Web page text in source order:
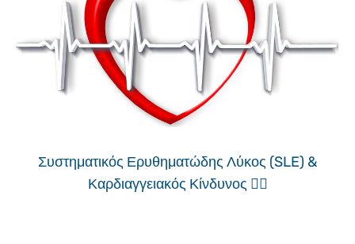
Συστηματικός Ερυθηματώδης Λύκος (SLE) &
Καρδιαγγειακός Κίνδυνος ❤️‍🔥